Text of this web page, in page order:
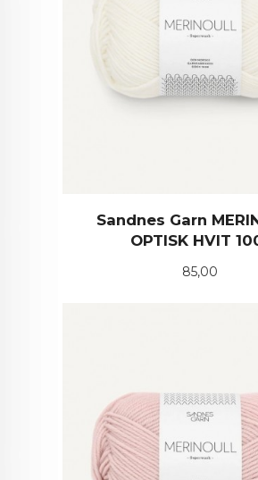
Sandnes Garn
OPTISK HVIT
Pris
85,00